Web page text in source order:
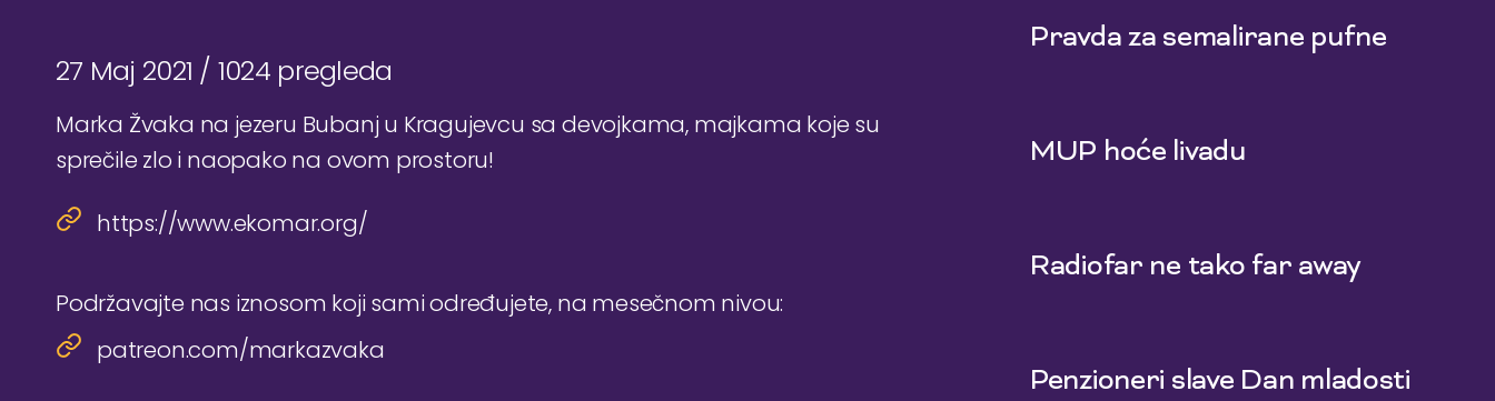
27 Maj 2021 / 1024 pregleda
Marka Žvaka na jezeru Bubanj u Kragujevcu sa devojkama, majkama koje su
sprečile zlo i naopako na ovom prostoru!
https://www.ekomar.org/
Podržavajte nas iznosom koji sami određujete, na mesečnom nivou:
patreon.com/markazvaka
Pravda za semalirane pufne
MUP hoće livadu
Radiofar ne tako far away
Penzioneri slave Dan mladosti